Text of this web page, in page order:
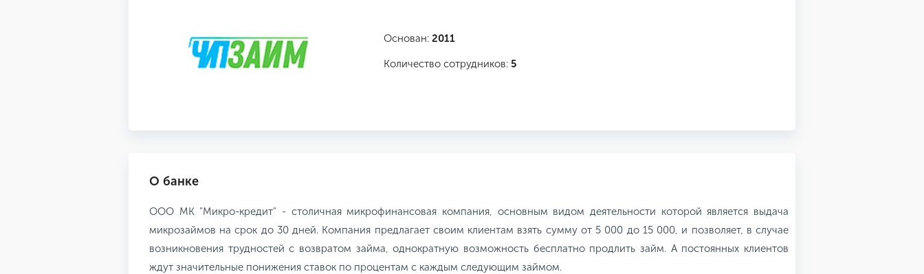
Основан: 2011
Количество сотрудников: 5
О банке
ООО МК "Микро-кредит" - столичная микрофинансовая компания, основным видом деятельности которой является выдача
микрозаймов на срок до 30 дней. Компания предлагает своим клиентам взять сумму от 5 000 до 15 000, и позволяет, в случае
возникновения трудностей с возвратом займа, однократную возможность бесплатно продлить займ. А постоянных клиентов
ждут значительные понижения ставок по процентам с каждым следующим займом.